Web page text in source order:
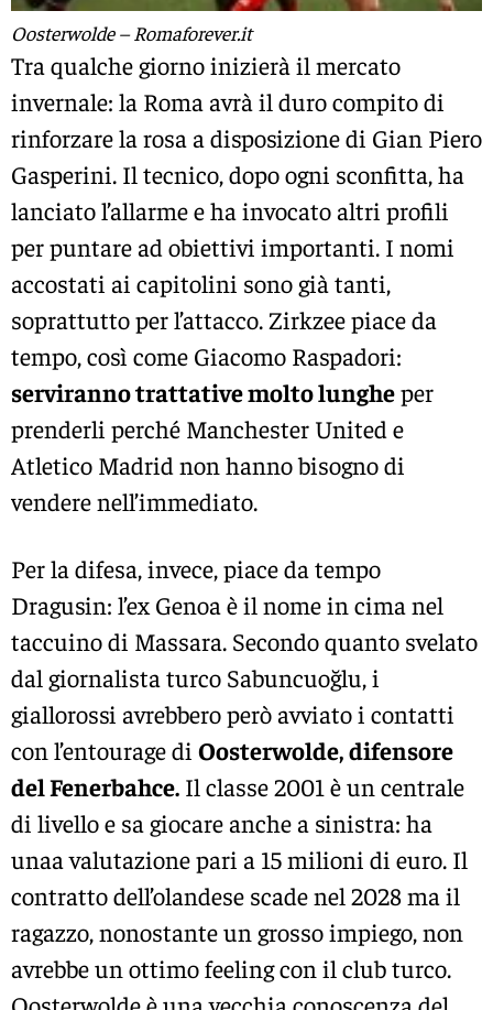
Oosterwolde – Romaforever.it
Tra qualche giorno inizierà il mercato
invernale: la Roma avrà il duro compito di
rinforzare la rosa a disposizione di Gian Piero
Gasperini. Il tecnico, dopo ogni sconfitta, ha
lanciato l’allarme e ha invocato altri profili
per puntare ad obiettivi importanti. I nomi
accostati ai capitolini sono già tanti,
soprattutto per l’attacco. Zirkzee piace da
tempo, così come Giacomo Raspadori:
serviranno trattative molto lungheper
prenderli perché Manchester United e
Atletico Madrid non hanno bisogno di
vendere nell’immediato.
Per la difesa, invece, piace da tempo
Dragusin: l’ex Genoa è il nome in cima nel
taccuino di Massara. Secondo quanto svelato
dal giornalista turco Sabuncuoğlu, i
giallorossi avrebbero però avviato i contatti
con l’entourage di Oosterwolde,difensore
del Fenerbahce. Il classe 2001 è un centrale
di livello e sa giocare anche a sinistra: ha
unaa valutazione pari a 15 milioni di euro. Il
contratto dell’olandese scade nel 2028 ma il
ragazzo, nonostante un grosso impiego, non
avrebbe un ottimo feeling con il club turco.